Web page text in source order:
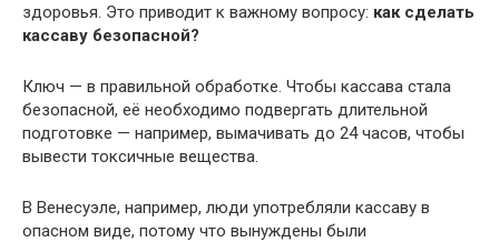
здоровья. Это приводит к важному вопросу: как сделать
кассаву безопасной?
Ключ — в правильной обработке. Чтобы кассава стала
безопасной, её необходимо подвергать длительной
подготовке — например, вымачивать до 24 часов, чтобы
вывести токсичные вещества.
В Венесуэле, например, люди употребляли кассаву в
опасном виде, потому что вынуждены были